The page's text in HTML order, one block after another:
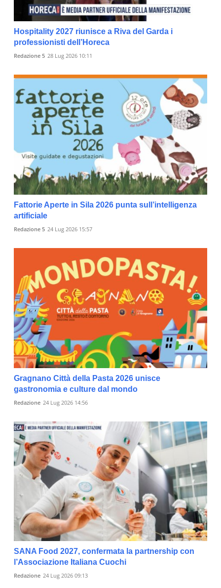
Hospitality 2027 riunisce a Riva del Garda i
professionisti dell’Horeca
Redazione 5 28 Lug 2026 10:11
Fattorie Aperte in Sila 2026 punta sull’intelligenza
artificiale
Redazione 5 24 Lug 2026 15:57
Gragnano Città della Pasta 2026 unisce
gastronomia e culture dal mondo
Redazione 24 Lug 2026 14:56
SANA Food 2027, confermata la partnership con
l’Associazione Italiana Cuochi
Redazione 24 Lug 2026 09:13